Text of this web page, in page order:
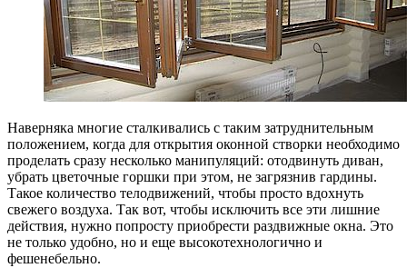
Наверняка многие сталкивались с таким затруднительным
положением, когда для открытия оконной створки необходимо
проделать сразу несколько манипуляций: отодвинуть диван,
убрать цветочные горшки при этом, не загрязнив гардины.
Такое количество телодвижений, чтобы просто вдохнуть
свежего воздуха. Так вот, чтобы исключить все эти лишние
действия, нужно попросту приобрести раздвижные окна. Это
не только удобно, но и еще высокотехнологично и
фешенебельно.